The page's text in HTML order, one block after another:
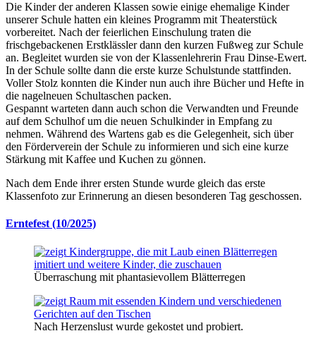
Die Kinder der anderen Klassen sowie einige ehemalige Kinder
unserer Schule hatten ein kleines Programm mit Theaterstück
vorbereitet. Nach der feierlichen Einschulung traten die
frischgebackenen Erstklässler dann den kurzen Fußweg zur Schule
an. Begleitet wurden sie von der Klassenlehrerin Frau Dinse-Ewert.
In der Schule sollte dann die erste kurze Schulstunde stattfinden.
Voller Stolz konnten die Kinder nun auch ihre Bücher und Hefte in
die nagelneuen Schultaschen packen.
Gespannt warteten dann auch schon die Verwandten und Freunde
auf dem Schulhof um die neuen Schulkinder in Empfang zu
nehmen. Während des Wartens gab es die Gelegenheit, sich über
den Förderverein der Schule zu informieren und sich eine kurze
Stärkung mit Kaffee und Kuchen zu gönnen.
Nach dem Ende ihrer ersten Stunde wurde gleich das erste
Klassenfoto zur Erinnerung an diesen besonderen Tag geschossen.
Erntefest (10/2025)
Überraschung mit phantasievollem Blätterregen
Nach Herzenslust wurde gekostet und probiert.